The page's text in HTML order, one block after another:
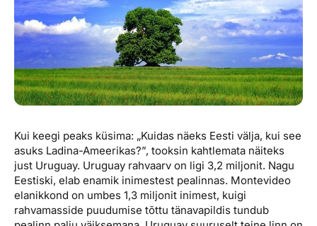
Reisija meelespea
Püsisoodustused
Boonuspunktid
Ettevõttest
Kontaktid
Reisikonsultandi teenus
Tule tööle
Uudised
Kui keegi peaks küsima: „Kuidas näeks Eesti välja, kui see
asuks Ladina-Ameerikas?”, tooksin kahtlemata näiteks
just Uruguay. Uruguay rahvaarv on ligi 3,2 miljonit. Nagu
Eestiski, elab enamik inimestest pealinnas. Montevideo
elanikkond on umbes 1,3 miljonit inimest, kuigi
rahvamasside puudumise tõttu tänavapildis tundub